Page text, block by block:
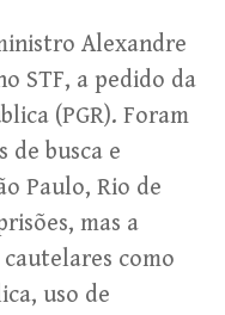
Alexandre
STF, a pedido da
(PGR). Foram
de busca e
Paulo, Rio de
mas a
como
uso de